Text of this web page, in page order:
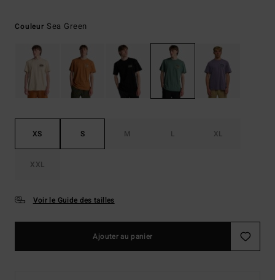
Couleur Sea Green
XS S M L XL
XXL
Voir le Guide des tailles
Ajouter au panier